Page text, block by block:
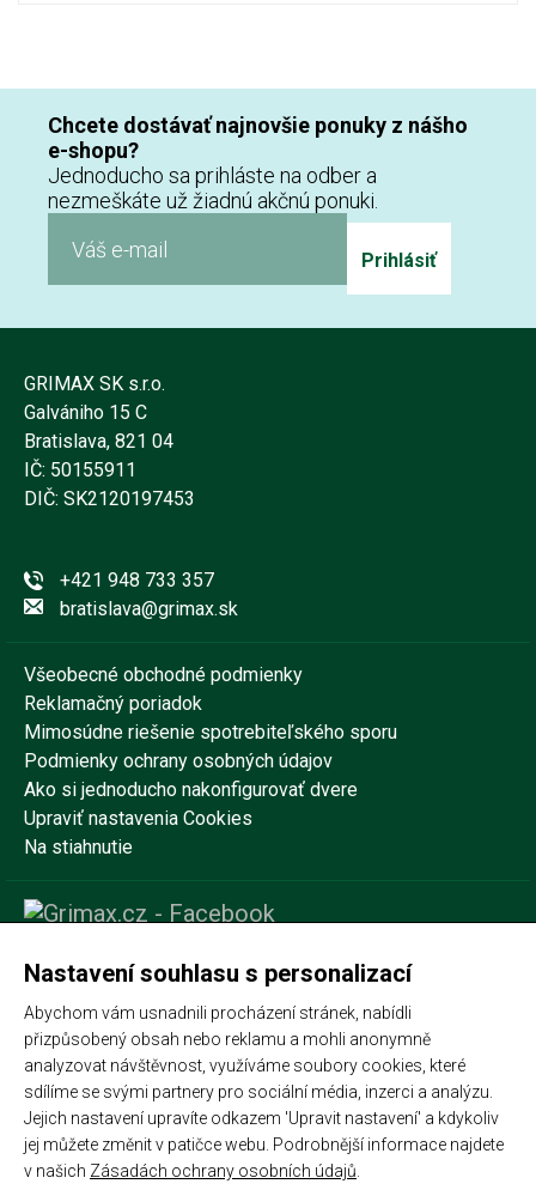
Chcete dostávať najnovšie ponuky z nášho
e-shopu?
Jednoducho sa prihláste na odber a
nezmeškáte už žiadnú akčnú ponuki.
Prihlásiť
GRIMAX SK s.r.o.
Galvániho 15 C
Bratislava, 821 04
IČ: 50155911
DIČ: SK2120197453
+421 948 733 357
bratislava@grimax.sk
Všeobecné obchodné podmienky
Reklamačný poriadok
Mimosúdne riešenie spotrebiteľského sporu
Podmienky ochrany osobných údajov
Ako si jednoducho nakonfigurovať dvere
Upraviť nastavenia Cookies
Na stiahnutie
Podle zákona o evidenci tržeb je prodávající povinen vystavit
Nastavení souhlasu s personalizací
Abychom vám usnadnili procházení stránek, nabídli
přizpůsobený obsah nebo reklamu a mohli anonymně
analyzovat návštěvnost, využíváme soubory cookies, které
sdílíme se svými partnery pro sociální média, inzerci a analýzu.
Jejich nastavení upravíte odkazem 'Upravit nastavení' a kdykoliv
jej můžete změnit v patičce webu. Podrobnější informace najdete
v našich Zásadách ochrany osobních údajů